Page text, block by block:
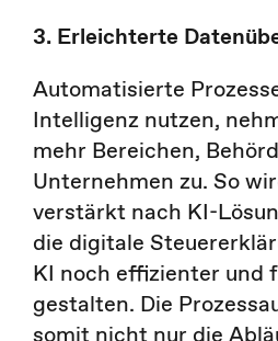
3. Erleichterte
Automatisierte
Intelligenz nutzen,
mehr Bereichen,
Unternehmen zu. So
verstärkt nach KI-
die digitale
KI noch effizienter und
gestalten. Die
somit nicht nur die